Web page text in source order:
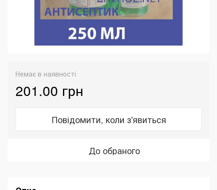
Немає в наявності
201.00 грн
Повідомити, коли з'явиться
До обраного